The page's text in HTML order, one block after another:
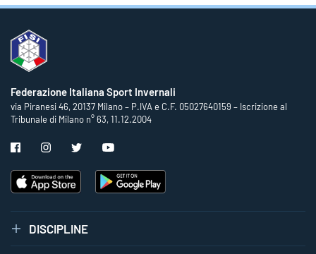
Federazione Italiana Sport Invernali
via Piranesi 46, 20137 Milano – P.IVA e C.F. 05027640159 – Iscrizione al
Tribunale di Milano n° 63, 11.12.2004
DISCIPLINE